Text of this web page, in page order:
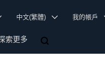
中文(繁體) 我的帳戶
索更多